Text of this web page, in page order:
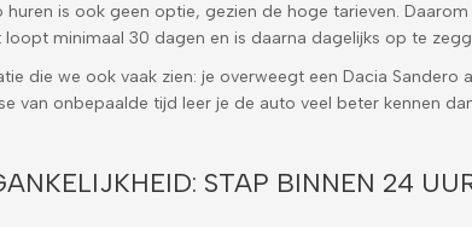
huren is ook geen optie, gezien de hoge tarieven.
minimaal 30 dagen en is daarna dagelijks op te
die we ook vaak zien: je overweegt een Dacia
van onbepaalde tijd leer je de auto veel beter kennen
STAP BINNEN 24